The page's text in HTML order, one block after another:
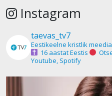
Instagram
taevas_tv7
Eestikeelne kristlik
16 aastat Eestis
Youtube, Spotify